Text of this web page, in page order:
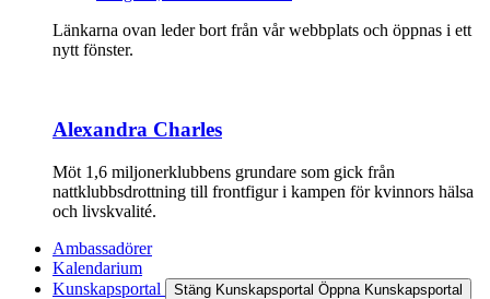
Länkarna ovan leder bort från vår webbplats och öppnas i ett
nytt fönster.
Alexandra Charles
Möt 1,6 miljonerklubbens grundare som gick från
nattklubbsdrottning till frontfigur i kampen för kvinnors hälsa
och livskvalité.
Ambassadörer
Kalendarium
Kunskapsportal
Stäng Kunskapsportal Öppna Kunskapsportal